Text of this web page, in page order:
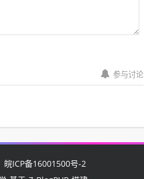
参与讨论
皖ICP备16001500号-2